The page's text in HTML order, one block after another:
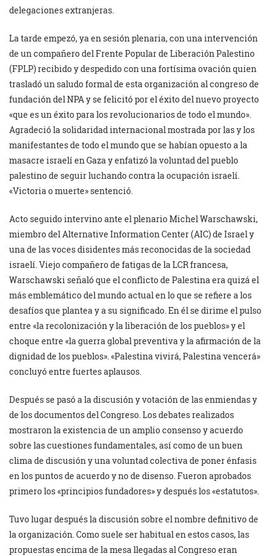
delegaciones extranjeras.
La tarde empezó, ya en sesión plenaria, con una intervención
de un compañero del Frente Popular de Liberación Palestino
(FPLP) recibido y despedido con una fortísima ovación quien
trasladó un saludo formal de esta organización al congreso de
fundación del NPA y se felicitó por el éxito del nuevo proyecto
«que es un éxito para los revolucionarios de todo el mundo».
Agradeció la solidaridad internacional mostrada por las y los
manifestantes de todo el mundo que se habían opuesto a la
masacre israelí en Gaza y enfatizó la voluntad del pueblo
palestino de seguir luchando contra la ocupación israelí.
«Victoria o muerte» sentenció.
Acto seguido intervino ante el plenario Michel Warschawski,
miembro del Alternative Information Center (AIC) de Israel y
una de las voces disidentes más reconocidas de la sociedad
israelí. Viejo compañero de fatigas de la LCR francesa,
Warschawski señaló que el conflicto de Palestina era quizá el
más emblemático del mundo actual en lo que se refiere a los
desafíos que plantea y a su significado. En él se dirime el pulso
entre «la recolonización y la liberación de los pueblos» y el
choque entre «la guerra global preventiva y la afirmación de la
dignidad de los pueblos». «Palestina vivirá, Palestina vencerá»
concluyó entre fuertes aplausos.
Después se pasó a la discusión y votación de las enmiendas y
de los documentos del Congreso. Los debates realizados
mostraron la existencia de un amplio consenso y acuerdo
sobre las cuestiones fundamentales, así como de un buen
clima de discusión y una voluntad colectiva de poner énfasis
en los puntos de acuerdo y no de disenso. Fueron aprobados
primero los «principios fundadores» y después los «estatutos».
Tuvo lugar después la discusión sobre el nombre definitivo de
la organización. Como suele ser habitual en estos casos, las
propuestas encima de la mesa llegadas al Congreso eran